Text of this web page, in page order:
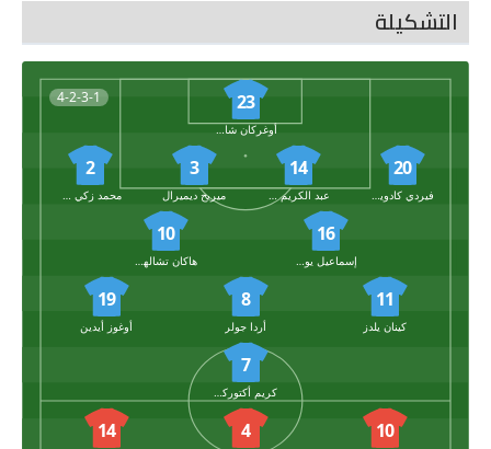
التشكيلة
4-2-3-1 23
أوغركان شاكير
20
فيردي كادويغلو
14
عبد الكريم بردكجي
3
ميريح ديميرال
2
محمد زكي سيلك
16
إسماعيل يوكسك
10
هاكان تشالهان أوغلو
11
كينان يلدز
8
أردا جولر
19
أوغوز أيدين
7
كريم أكتوركوغلو
10
4
14